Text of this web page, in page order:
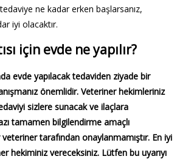
ne kadar erken başlarsanız,
iyi olacaktır.
için evde ne yapılır?
evde yapılacak tedaviden ziyade bir
önemlidir. Veteriner hekimleriniz
sizlere sunacak ve ilaçlara
tamamen bilgilendirme amaçlı
tarafından onaylanmamıştır. En iyi
hekiminiz vereceksiniz. Lütfen bu uyarıyı